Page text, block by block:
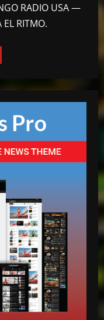
RADIO USA —
RITMO.
bofetada al padre
Set en el Palacio